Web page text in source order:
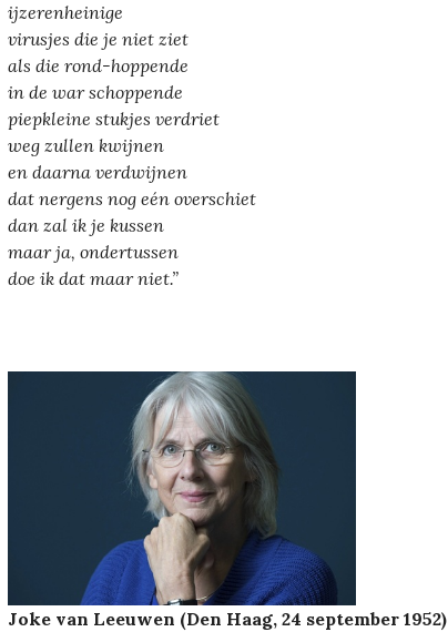
ijzerenheinige
virusjes die je niet ziet
als die rond-hoppende
in de war schoppende
piepkleine stukjes verdriet
weg zullen kwijnen
en daarna verdwijnen
dat nergens nog eén overschiet
dan zal ik je kussen
maar ja, ondertussen
doe ik dat maar niet.”
Joke van Leeuwen (Den Haag, 24 september 1952)